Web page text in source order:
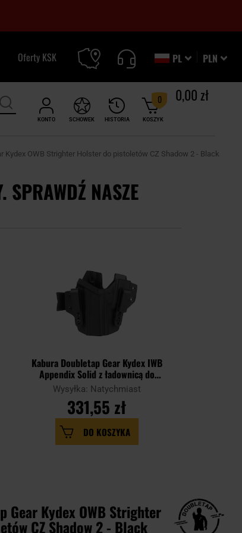
PLN
PL
Oferty KSK
KONTO HISTORIA
SCHOWEK KOSZYK
0 0,00 zł
Kydex OWB Strighter Holster do pistoletów CZ Shadow 2 - Black
SPRAWDŹ NASZE
Kabura Doubletap Gear Kydex IWB
Appendix Solid z ładownicą do
pistoletów Glock 17 - Black
Wysyłka: Natychmiast
331,55 zł
DO KOSZYKA
Gear Kydex OWB Strighter
CZ Shadow 2 - Black